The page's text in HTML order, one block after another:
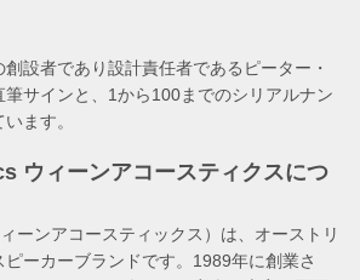
設者であり設計責任者であるピーター・
サインと、1から100までのシリアルナン
ます。
ウィーンアコースティクスにつ
ーンアコースティックス）は、オーストリ
ーカーブランドです。1989年に創業さ